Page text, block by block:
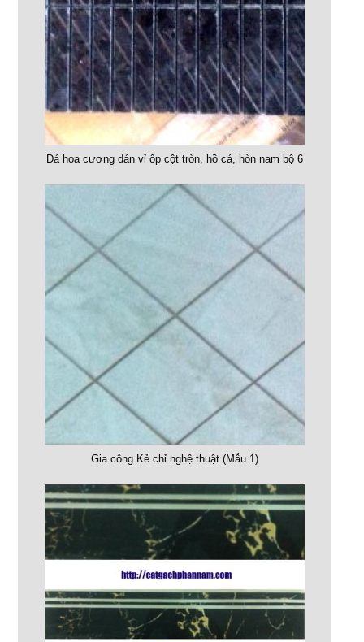
Đá hoa cương dán vỉ ốp cột tròn, hồ cá, hòn nam bộ 6
Gia công Kẻ chỉ nghệ thuật (Mẫu 1)